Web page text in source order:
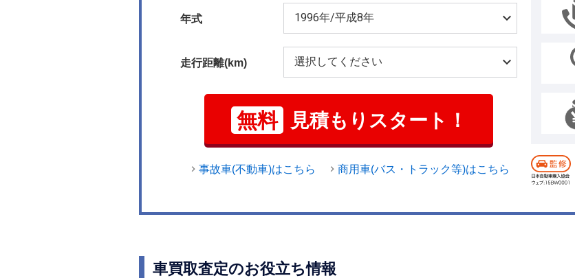
年式
走行距離(km)
無料 見積もりスタート！
事故車(不動車)はこちら 商用車(バス・トラック等)はこちら
車買取査定のお役立ち情報